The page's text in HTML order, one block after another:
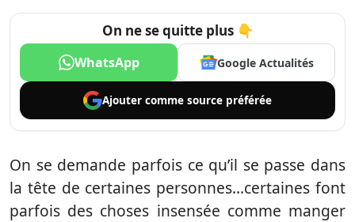
On ne se quitte plus 👇
WhatsApp Google Actualités
Ajouter comme source préférée
On se demande parfois ce qu’il se passe dans
la tête de certaines personnes…certaines font
parfois des choses insensée comme manger